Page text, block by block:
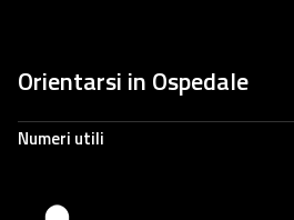
Orientarsi in Ospedale
Numeri utili